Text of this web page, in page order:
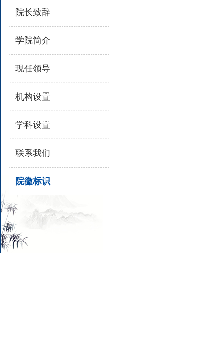
院长致辞
学院简介
现任领导
机构设置
学科设置
联系我们
院徽标识